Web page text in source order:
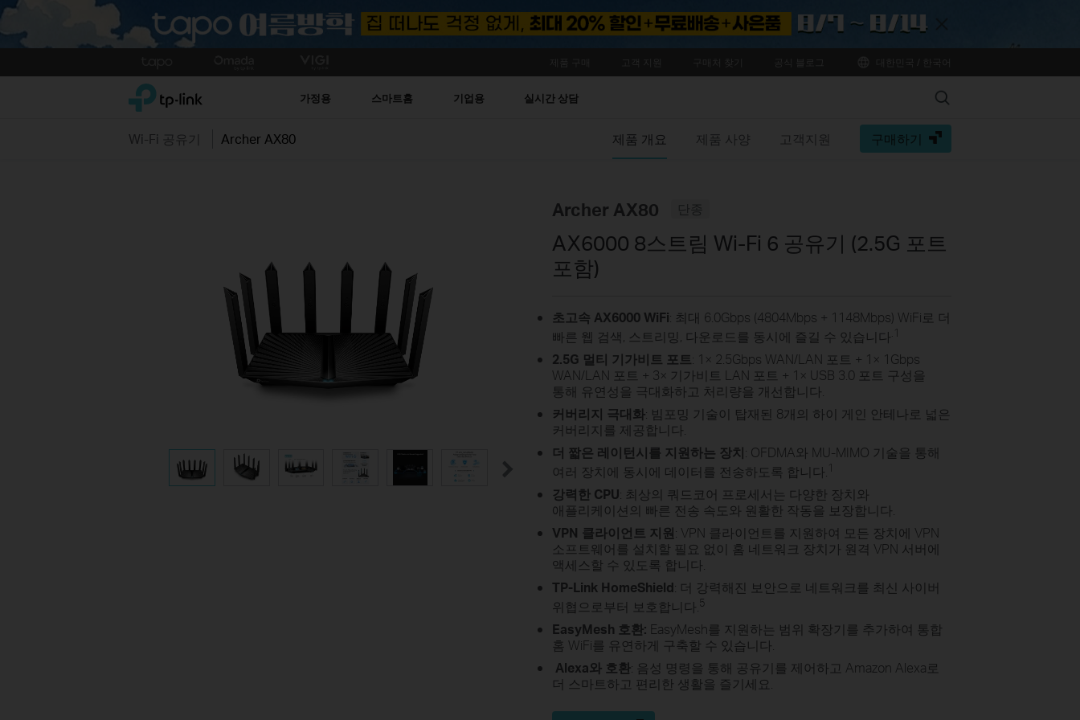
to
TP-Link, Reliably Smart 가정용 스마트홈 기업용 실시간 상담 Search
Wi-Fi 공유기 Archer AX80 제품 개요 제품 사양 고객지원 구매하기
Archer AX80 단종
AX6000 8스트림 Wi-Fi 6 공유기 (2.5G 포트
포함)
초고속 AX6000 WiFi: 최대 6.0Gbps (4804Mbps + 1148Mbps) WiFi로 더
빠른 웹 검색, 스트리밍, 다운로드를 동시에 즐길 수 있습니다 .1
2.5G 멀티 기가비트 포트: 1× 2.5Gbps WAN/LAN 포트 + 1× 1Gbps
WAN/LAN 포트 + 3× 기가비트 LAN 포트 + 1× USB 3.0 포트 구성을
통해 유연성을 극대화하고 처리량을 개선합니다.
커버리지 극대화: 빔포밍 기술이 탑재된 8개의 하이 게인 안테나로 넓은
커버리지를 제공합니다.
더 짧은 레이턴시를 지원하는 장치: OFDMA와 MU-MIMO 기술을 통해
여러 장치에 동시에 데이터를 전송하도록 합니다. 1
강력한 CPU: 최상의 쿼드코어 프로세서는 다양한 장치와
애플리케이션의 빠른 전송 속도와 원활한 작동을 보장합니다.
VPN 클라이언트 지원: VPN 클라이언트를 지원하여 모든 장치에 VPN
소프트웨어를 설치할 필요 없이 홈 네트워크 장치가 원격 VPN 서버에
액세스할 수 있도록 합니다.
TP-Link HomeShield: 더 강력해진 보안으로 네트워크를 최신 사이버
위협으로부터 보호합니다.5
EasyMesh 호환: EasyMesh를 지원하는 범위 확장기를 추가하여 통합
홈 WiFi를 유연하게 구축할 수 있습니다.
Alexa와 호환: 음성 명령을 통해 공유기를 제어하고 Amazon Alexa로
더 스마트하고 편리한 생활을 즐기세요.